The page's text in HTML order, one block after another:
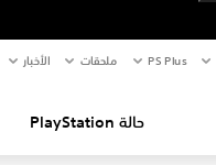
PS Plus ملحقات الأخبار
حالة PlayStation